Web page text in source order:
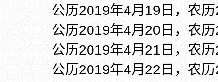
公历2019年4月19日，农
公历2019年4月20日，农
公历2019年4月21日，农
公历2019年4月22日，农